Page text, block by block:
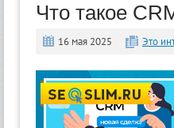
Что такое
16 мая 2025 Это